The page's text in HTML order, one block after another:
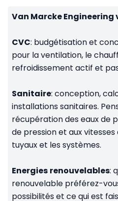
Van Marcke Engineering
CVC: budgétisation et
pour la ventilation, le
refroidissement actif et
Sanitaire: conception,
installations sanitaires.
récupération des eaux de
de pression et aux
tuyaux et les systèmes.
Energies renouvelables:
renouvelable préférez-
possibilités et ce qui est